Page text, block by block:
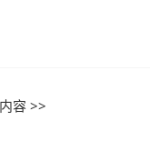
容 >>